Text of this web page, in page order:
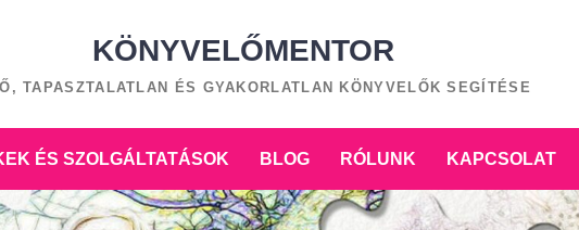
KÖNYVELŐMENTOR
TAPASZTALATLAN ÉS GYAKORLATLAN KÖNYVELŐK SEGÍTÉSE
ÉS SZOLGÁLTATÁSOK BLOG RÓLUNK KAPCSOLAT